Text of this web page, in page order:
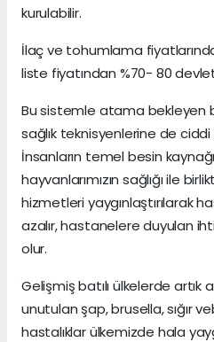
kurulabilir.
İlaç ve tohumlama
liste fiyatından %70- 80
Bu sistemle atama bekleyen
sağlık teknisyenlerine de ciddi
İnsanların temel besin
hayvanlarımızın sağlığı ile
hizmetleri yaygınlaştırılarak
azalır, hastanelere duyulan
olur.
Gelişmiş batılı ülkelerde
unutulan şap, brusella, sığır
hastalıklar ülkemizde hala